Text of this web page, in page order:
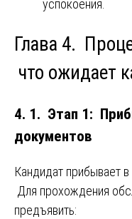
успокоения.
Глава 4.
что ожидает
4. 1. Этап 1:
документов
Кандидат прибывает
Для прохождения
предъявить: